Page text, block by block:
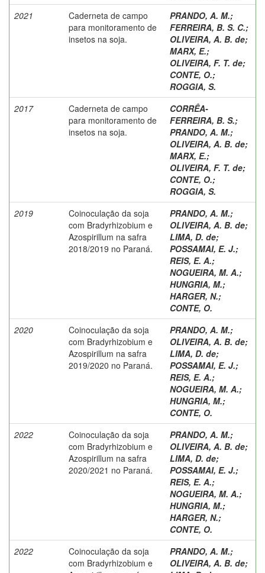
2021
Caderneta de campo
para monitoramento de
insetos na soja.
PRANDO, A. M.;
FERREIRA, B. S. C.;
OLIVEIRA, A. B. de;
MARX, E.;
OLIVEIRA, F. T. de;
CONTE, O.;
ROGGIA, S.
2017
Caderneta de campo
para monitoramento de
insetos na soja.
CORRÊA-
FERREIRA, B. S.;
PRANDO, A. M.;
OLIVEIRA, A. B. de;
MARX, E.;
OLIVEIRA, F. T. de;
CONTE, O.;
ROGGIA, S.
2019
Coinoculação da soja
com Bradyrhizobium e
Azospirillum na safra
2018/2019 no Paraná.
PRANDO, A. M.;
OLIVEIRA, A. B. de;
LIMA, D. de;
POSSAMAI, E. J.;
REIS, E. A.;
NOGUEIRA, M. A.;
HUNGRIA, M.;
HARGER, N.;
CONTE, O.
2020
Coinoculação da soja
com Bradyrhizobium e
Azospirillum na safra
2019/2020 no Paraná.
PRANDO, A. M.;
OLIVEIRA, A. B. de;
LIMA, D. de;
POSSAMAI, E. J.;
REIS, E. A.;
NOGUEIRA, M. A.;
HUNGRIA, M.;
CONTE, O.
2022
Coinoculação da soja
com Bradyrhizobium e
Azospirillum na safra
2020/2021 no Paraná.
PRANDO, A. M.;
OLIVEIRA, A. B. de;
LIMA, D. de;
POSSAMAI, E. J.;
REIS, E. A.;
NOGUEIRA, M. A.;
HUNGRIA, M.;
HARGER, N.;
CONTE, O.
2022
Coinoculação da soja
com Bradyrhizobium e
PRANDO, A. M.;
OLIVEIRA, A. B. de;